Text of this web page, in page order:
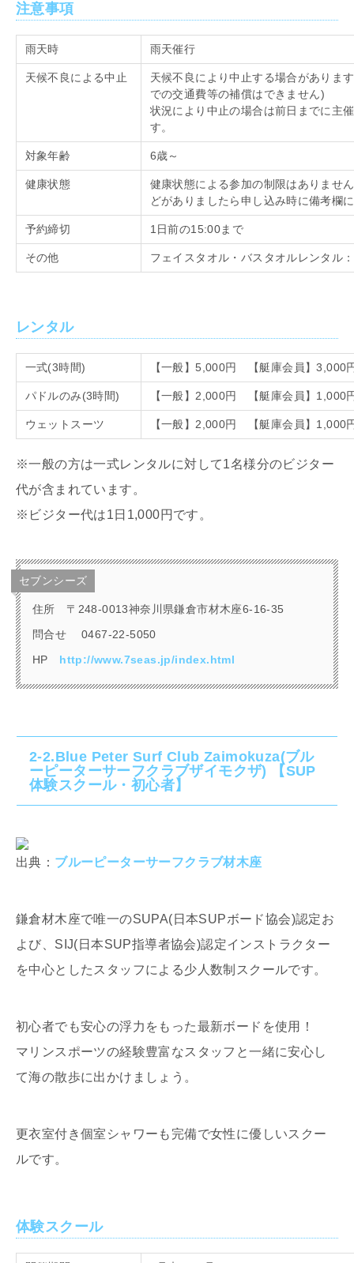
注意事項
雨天時 雨天催行
天候不良による中止
天候不良により中止する場合があります
での交通費等の補償はできません)
状況により中止の場合は前日までに主
す。
対象年齢 6歳～
健康状態
健康状態による参加の制限はありませ
どがありましたら申し込み時に備考欄
予約締切 1日前の15:00まで
その他 フェイスタオル・バスタオルレンタル：
レンタル
一式(3時間) 【一般】5,000円 【艇庫会員】3,000
パドルのみ(3時間) 【一般】 2,000円 【艇庫会員】 1,000
ウェットスーツ 【一般】 2,000円 【艇庫会員】 1,000
※一般の方は一式レンタルに対して1名様分のビジター
代が含まれています。
※ビジター代は1 日 1,000 円です。
セブンシーズ
住所 〒248-0013神奈川県鎌倉市材木座6-16-35
問合せ
0467-22-5050
HP http://www.7seas.jp/index.html
2-2.Blue Peter Surf Club Zaimokuza(ブル
ーピーターサーフクラブザイモクザ) 【SUP
体験スクール・初心者】
出典： ブルーピーターサーフクラブ材木座
鎌倉材木座で唯一のSUPA(日本SUPボード協会)認定お
よび、SIJ(日本SUP指導者協会)認定インストラクター
を中心としたスタッフによる少人数制スクールです。
初心者でも安心の浮力をもった最新ボードを使用！
マリンスポーツの経験豊富なスタッフと一緒に安心し
て海の散歩に出かけましょう。
更衣室付き個室シャワーも完備で女性に優しいスクー
ルです。
体験スクール